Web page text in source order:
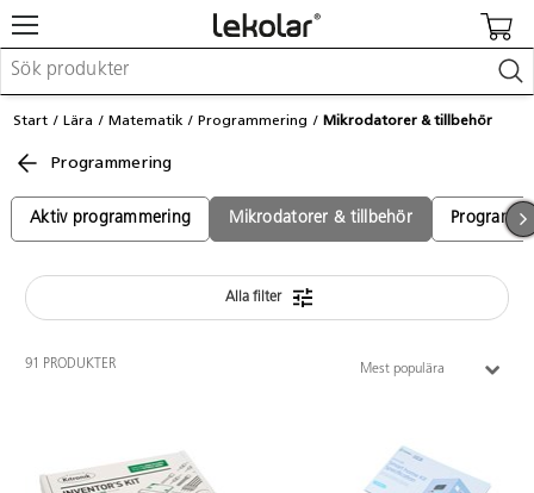
Möbler & inredning
Skapa
Lära
Barnvagnar & småbarnsartiklar
Start Lära Matematik Programmering Mikrodatorer & tillbehör
Programmering
Aktiv programmering Mikrodatorer & tillbehör
Alla filter
91 PRODUKTER Mest populära